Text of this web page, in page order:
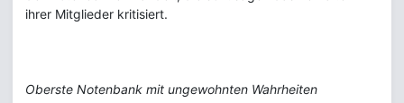
ihrer Mitglieder kritisiert.
Oberste Notenbank mit ungewohnten Wahrheiten